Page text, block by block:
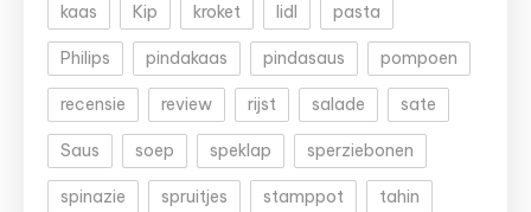
kaas Kip kroket lidl pasta
Philips pindakaas pindasaus pompoen
recensie review rijst salade sate
Saus soep speklap sperziebonen
spinazie spruitjes stamppot tahin